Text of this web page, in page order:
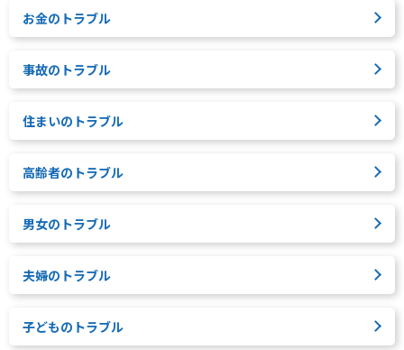
お金のトラブル
事故のトラブル
住まいのトラブル
高齢者のトラブル
男女のトラブル
夫婦のトラブル
子どものトラブル